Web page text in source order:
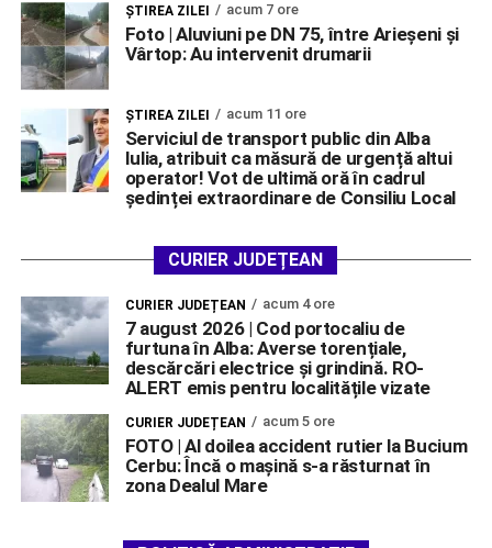
ŞTIREA ZILEI acum 7 ore
Foto | Aluviuni pe DN 75, între Arieșeni și
Vârtop: Au intervenit drumarii
ŞTIREA ZILEI acum 11 ore
Serviciul de transport public din Alba
Iulia, atribuit ca măsură de urgență altui
operator! Vot de ultimă oră în cadrul
ședinței extraordinare de Consiliu Local
CURIER JUDEȚEAN
CURIER JUDEȚEAN acum 4 ore
7 august 2026 | Cod portocaliu de
furtuna în Alba: Averse torențiale,
descărcări electrice și grindină. RO-
ALERT emis pentru localitățile vizate
CURIER JUDEȚEAN acum 5 ore
FOTO | Al doilea accident rutier la Bucium
Cerbu: Încă o mașină s-a răsturnat în
zona Dealul Mare